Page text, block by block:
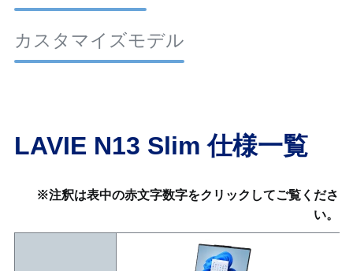
仕様(Web限定モデル)
オプション
カスタマイズモデル
LAVIE N13 Slim 仕様一覧
※注釈は表中の赤文字数字をクリックしてご覧くださ
い。